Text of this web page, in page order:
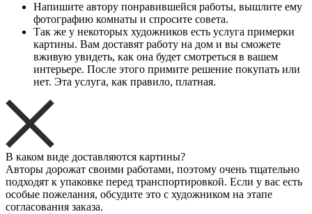
Напишите автору понравившейся работы, вышлите ему
фотографию комнаты и спросите совета.
Так же у некоторых художников есть услуга примерки
картины. Вам доставят работу на дом и вы сможете
вживую увидеть, как она будет смотреться в вашем
интерьере. После этого примите решение покупать или
нет. Эта услуга, как правило, платная.
В каком виде доставляются картины?
Авторы дорожат своими работами, поэтому очень тщательно
подходят к упаковке перед транспортировкой. Если у вас есть
особые пожелания, обсудите это с художником на этапе
согласования заказа.